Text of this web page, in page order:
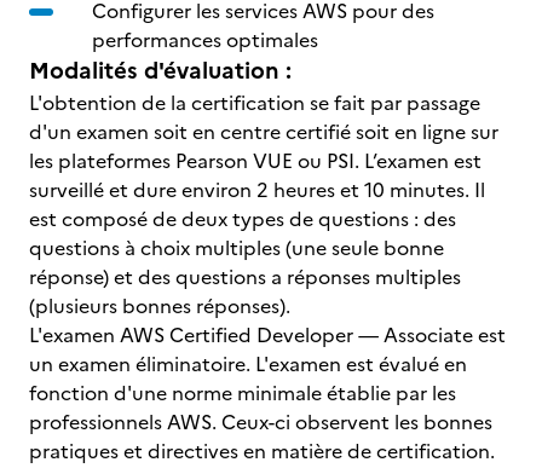
Configurer les services AWS pour des
performances optimales
Modalités d'évaluation :
L'obtention de la certification se fait par passage
d'un examen soit en centre certifié soit en ligne sur
les plateformes Pearson VUE ou PSI. L’examen est
surveillé et dure environ 2 heures et 10 minutes. Il
est composé de deux types de questions : des
questions à choix multiples (une seule bonne
réponse) et des questions a réponses multiples
(plusieurs bonnes réponses).
L'examen AWS Certified Developer — Associate est
un examen éliminatoire. L'examen est évalué en
fonction d'une norme minimale établie par les
professionnels AWS. Ceux-ci observent les bonnes
pratiques et directives en matière de certification.